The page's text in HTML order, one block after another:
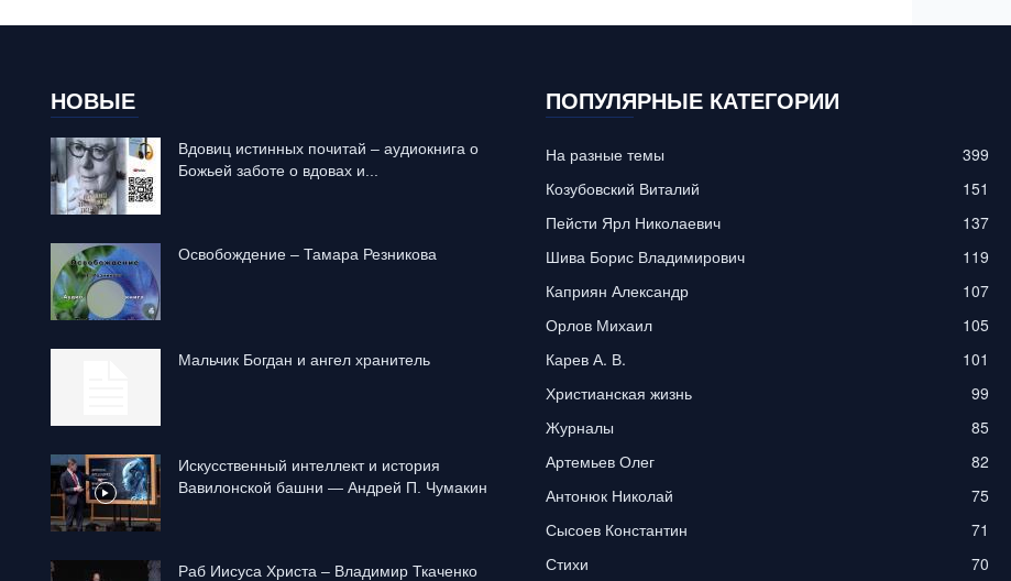
НОВЫЕ
Вдовиц истинных почитай – аудиокнига о
Божьей заботе о вдовах и...
Освобождение – Тамара Резникова
Mальчик Богдан и ангел хранитель
Искусственный интеллект и история
Вавилонской башни — Андрей П. Чумакин
Раб Иисуса Христа – Владимир Ткаченко
ПОПУЛЯРНЫЕ КАТЕГОРИИ
На разные темы
399
Козубовский Виталий
151
Пейсти Ярл Николаевич
137
Шива Борис Владимирович
119
Каприян Александр
107
Орлов Михаил
105
Карев А. В.
101
Христианская жизнь
99
Журналы
85
Артемьев Олег
82
Антонюк Николай
75
Сысоев Константин
71
Стихи
70